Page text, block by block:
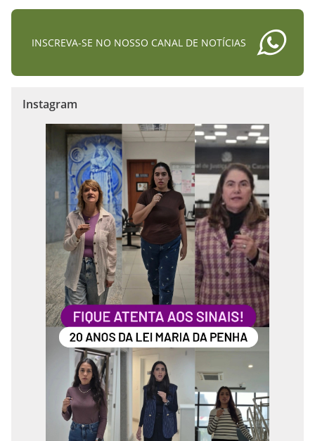
INSCREVA-SE NO NOSSO CANAL DE NOTÍCIAS
Instagram